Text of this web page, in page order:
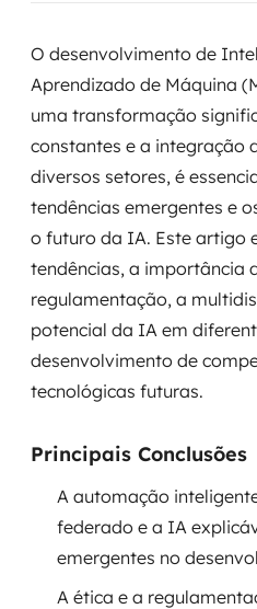
Engenharia de dados
Data Platforms
Business Intelligence
Data Lakes & Warehouses
Governança de dados
Modernização de aplicações
Desenvolvimento web e
Arquitetura de soluções
Migração para Cloud
Transformação digital
O desenvolvimento de
Aprendizado de Máquina
uma transformação
constantes e a integração
diversos setores, é
tendências emergentes e
o futuro da IA. Este artigo
tendências, a importância
regulamentação, a
potencial da IA em
desenvolvimento de
tecnológicas futuras.
Principais Conclusões
A automação
federado e a IA
emergentes no
A ética e a